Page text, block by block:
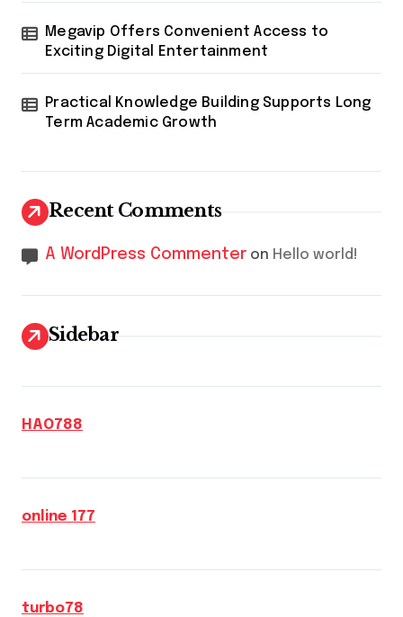
Megavip Offers Convenient Access to
Exciting Digital Entertainment
Practical Knowledge Building Supports Long
Term Academic Growth
Recent Comments
A WordPress Commenter on Hello world!
Sidebar
HAO788
online 177
turbo78